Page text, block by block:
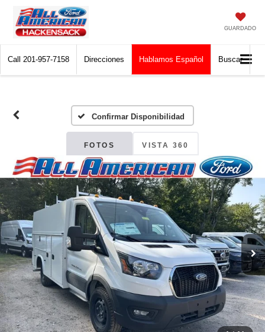
GUARDADO
Call 201-957-7158 Direcciones Hablamos Español Buscar
Confirmar Disponibilidad
FOTOS VISTA 360